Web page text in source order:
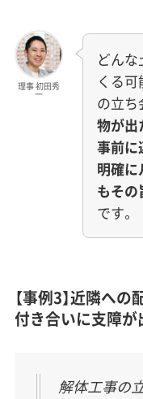
理事 初田秀
一
どん
くる
の立ち
物が出
事前に
明確に
もその
です。
【事例3】近隣へ
付き合いに支障が
解体工事の